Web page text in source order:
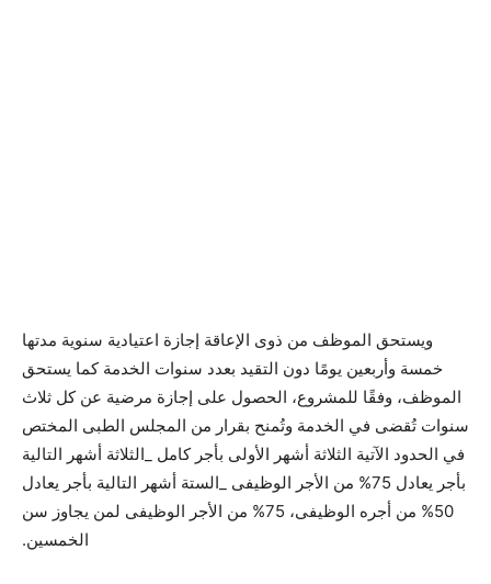
ويستحق الموظف من ذوى الإعاقة إجازة اعتيادية سنوية مدتها
خمسة وأربعين يومًا دون التقيد بعدد سنوات الخدمة كما يستحق
الموظف، وفقًا للمشروع، الحصول على إجازة مرضية عن كل ثلاث
سنوات تُقضى في الخدمة وتُمنح بقرار من المجلس الطبى المختص
في الحدود الآتية الثلاثة أشهر الأولى بأجر كامل _الثلاثة أشهر التالية
بأجر يعادل 75% من الأجر الوظيفى _الستة أشهر التالية بأجر يعادل
50% من أجره الوظيفى، 75% من الأجر الوظيفى لمن يجاوز سن
الخمسين.